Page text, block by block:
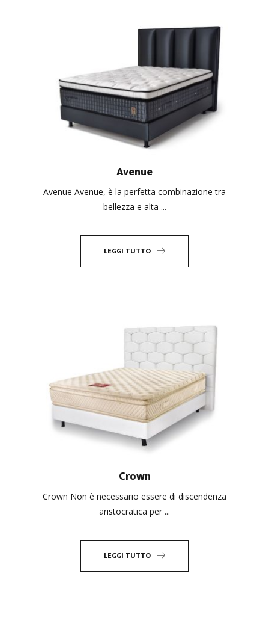
Avenue
Avenue Avenue, è la perfetta combinazione tra
bellezza e alta ...
LEGGI TUTTO
Crown
Crown Non è necessario essere di discendenza
aristocratica per ...
LEGGI TUTTO